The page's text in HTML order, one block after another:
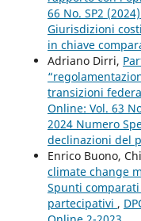
66 No. SP2
Giurisdizioni
in chiave
Adriano Dirri,
transizioni
Online: Vol. 63
2024 Numero
declinazioni del
Enrico Buono,
climate change
Spunti
partecipativi ,